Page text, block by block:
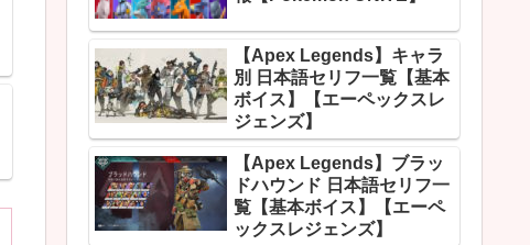
【Apex Legends】キャラ
別 日本語セリフ一覧【基本
ボイス】【エーペックスレ
ジェンズ】
【Apex Legends】ブラッ
ドハウンド 日本語セリフ一
覧【基本ボイス】【エーペ
ックスレジェンズ】